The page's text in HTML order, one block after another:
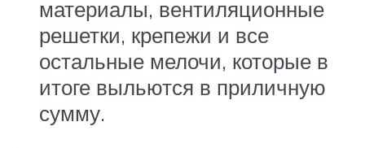
материалы, вентиляционные
решетки, крепежи и все
остальные мелочи, которые в
итоге выльются в приличную
сумму.